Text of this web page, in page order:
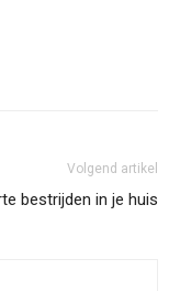
Volgend artikel
bestrijden in je huis